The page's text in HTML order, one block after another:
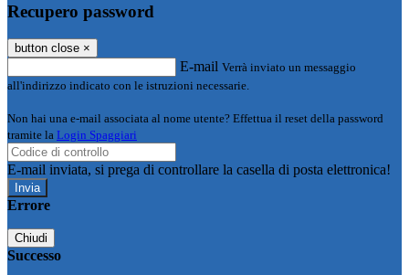
Recupero password
button close ×
E-mail Verrà inviato un messaggio
all'indirizzo indicato con le istruzioni necessarie.
Non hai una e-mail associata al nome utente? Effettua il reset della password
tramite la Login Spaggiari
E-mail inviata, si prega di controllare la casella di posta elettronica!
Errore
Chiudi
Successo